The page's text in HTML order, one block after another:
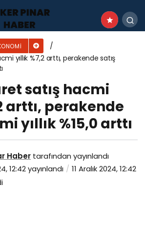
yıllık %7,2 arttı, perakende satış
satış hacmi
arttı, perakende
yıllık %15,0 arttı
Haber tarafından yayınlandı
12:42yayınlandı
11 Aralık 2024, 12:42
hacmi yıllık %7,2 arttı,
hacmi yıllık %15,0 arttı